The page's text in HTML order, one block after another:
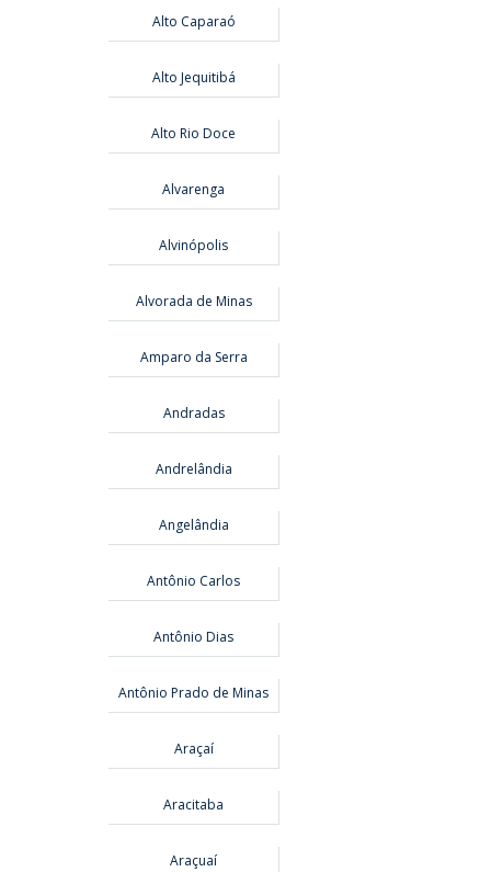
Alto Caparaó
Alto Jequitibá
Alto Rio Doce
Alvarenga
Alvinópolis
Alvorada de Minas
Amparo da Serra
Andradas
Andrelândia
Angelândia
Antônio Carlos
Antônio Dias
Antônio Prado de Minas
Araçaí
Aracitaba
Araçuaí